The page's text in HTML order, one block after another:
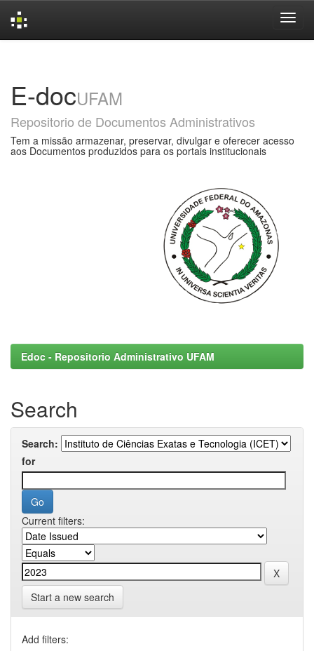
E-docUFAM
Repositorio de Documentos Administrativos
Tem a missão armazenar, preservar, divulgar e oferecer acesso
aos Documentos produzidos para os portais institucionais
Edoc - Repositorio Administrativo UFAM
Search
Search:
for
Current filters:
Start a new search
Add filters: